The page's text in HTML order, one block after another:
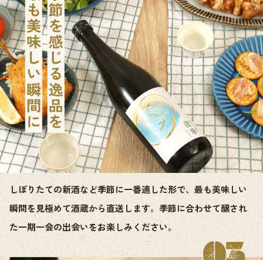
しぼりたての新酒など季節に一番適した形で、最も美味しい
瞬間を見極めて酒蔵から直送します。季節に合わせて醸され
た一期一会の出会いをお楽しみください。